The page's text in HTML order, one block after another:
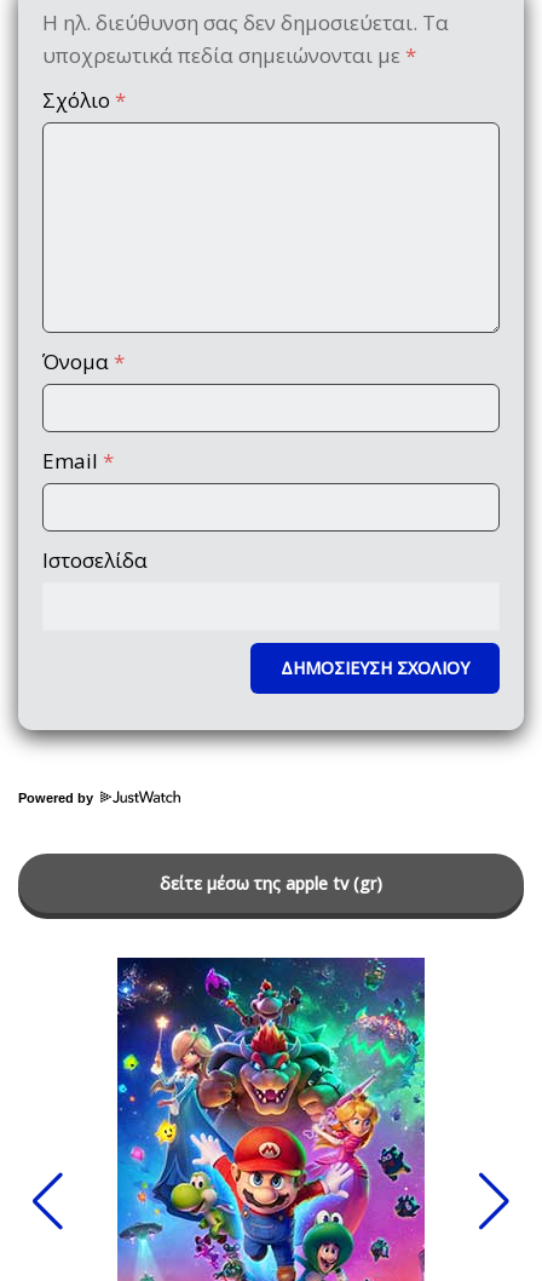
Η ηλ. διεύθυνση σας δεν δημοσιεύεται. Τα
υποχρεωτικά πεδία σημειώνονται με *
Σχόλιο *
Όνομα *
Email *
Ιστοσελίδα
Powered by
δείτε μέσω της apple tv (gr)